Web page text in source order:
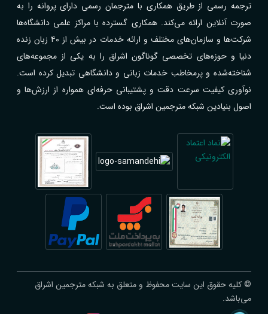
ترجمه رسمی از طریق همکاری با مترجمان رسمی دارای پروانه را به
صورت آنلاین ارائه می‌کند. همکاری گسترده با مراکز علمی دانشگاه‌ها
شرکت‌ها و سازمان‌های مختلف و ارائه خدمات در بیش از ۴۰ زبان زنده
دنیا و حوزه‌های تخصصی گوناگون اشراق را به یکی از مجموعه‌های
شناخته‌شده و پرمخاطب خدمات زبانی و دانشگاهی تبدیل کرده است.
نوآوری کیفیت سرعت دقت و پشتیبانی حرفه‌ای همواره از ارزش‌ها و
اصول بنیادین شبکه مترجمین اشراق بوده است.
© کلیه حقوق این سایت محفوظ و متعلق به شبکه مترجمین اشراق
می‌باشد.